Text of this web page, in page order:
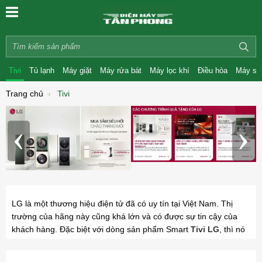
Tivi Tủ lạnh Máy giặt Máy rửa bát Máy lọc khí Điều hòa Máy
Trang chủ Tivi
‹ ›
LG là một thương hiệu điện tử đã có uy tín tại Việt Nam. Thị
trường của hãng này cũng khá lớn và có được sự tin cậy của
khách hàng. Đặc biệt với dòng sản phẩm Smart Tivi LG , thì nó